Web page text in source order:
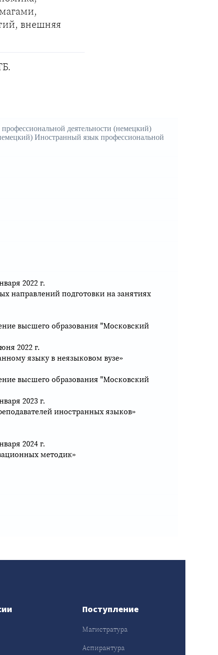
внешняя
деятельности (немецкий)
Иностранный язык профессиональной
2022 г.
направлений подготовки на занятиях
высшего образования "Московский
2022 г.
языку в неязыковом вузе»
высшего образования "Московский
2023 г.
иностранных языков»
2024 г.
методик»
Поступление
Магистратура
Аспирантура